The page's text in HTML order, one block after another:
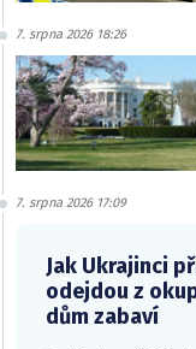
7. srpna 2026 18:26
7. srpna 2026 17:09
Jak Ukrajinci
odejdou z
dům zabaví